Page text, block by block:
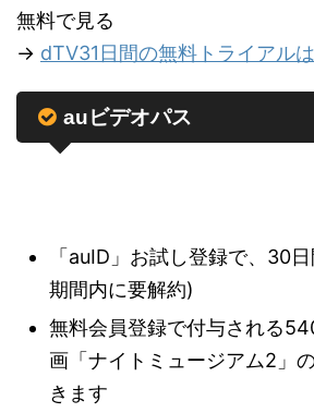
無料で見る
→ dTV31日間の無料トライアル
auビデオパス
「auID」お試し登録で、30
期間内に要解約)
無料会員登録で付与される
画「ナイトミュージアム2」
きます